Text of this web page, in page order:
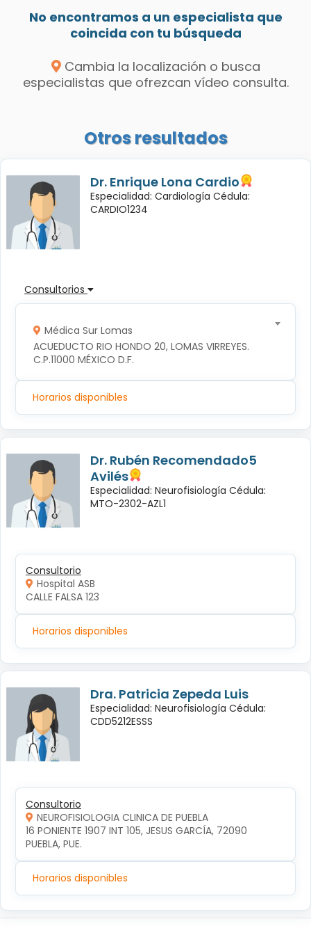
No encontramos a un especialista que
coincida con tu búsqueda
Cambia la localización o busca
especialistas que ofrezcan vídeo consulta.
Otros resultados
Dr. Enrique Lona Cardio
Especialidad: Cardiología Cédula:
CARDIO1234
Consultorios
Médica Sur Lomas
ACUEDUCTO RIO HONDO 20, LOMAS VIRREYES.
C.P.11000 MÉXICO D.F.
Horarios disponibles
Dr. Rubén Recomendado5
Avilés
Especialidad: Neurofisiología Cédula:
MTO-2302-AZL1
Consultorio
Hospital ASB
CALLE FALSA 123
Horarios disponibles
Dra. Patricia Zepeda Luis
Especialidad: Neurofisiología Cédula:
CDD5212ESSS
Consultorio
NEUROFISIOLOGIA CLINICA DE PUEBLA
16 PONIENTE 1907 INT 105, JESUS GARCÍA, 72090
PUEBLA, PUE.
Horarios disponibles